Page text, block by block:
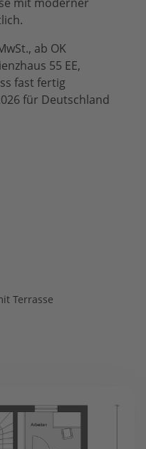
ab OK
55 EE,
fast fertig
für Deutschland
Terrasse